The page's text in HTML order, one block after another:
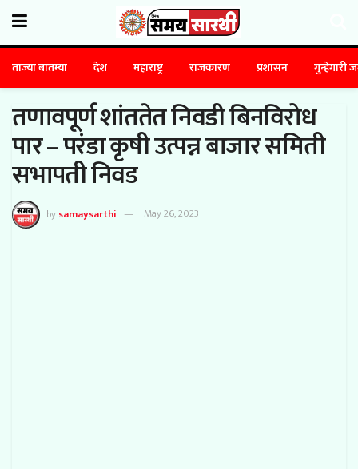
ताज्या बातम्या देश महाराष्ट्र राजकारण प्रशासन गुन्हेगारी
तणावपूर्ण शांततेत निवडी बिनविरोध
पार – परंडा कृषी उत्पन्न बाजार समिती
सभापती निवड
bysamaysarthi May 26, 2023